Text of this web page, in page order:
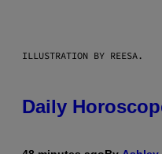
ILLUSTRATION BY REESA.
Daily